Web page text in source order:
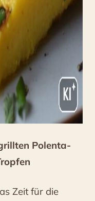
Polenta-
Zeit für die